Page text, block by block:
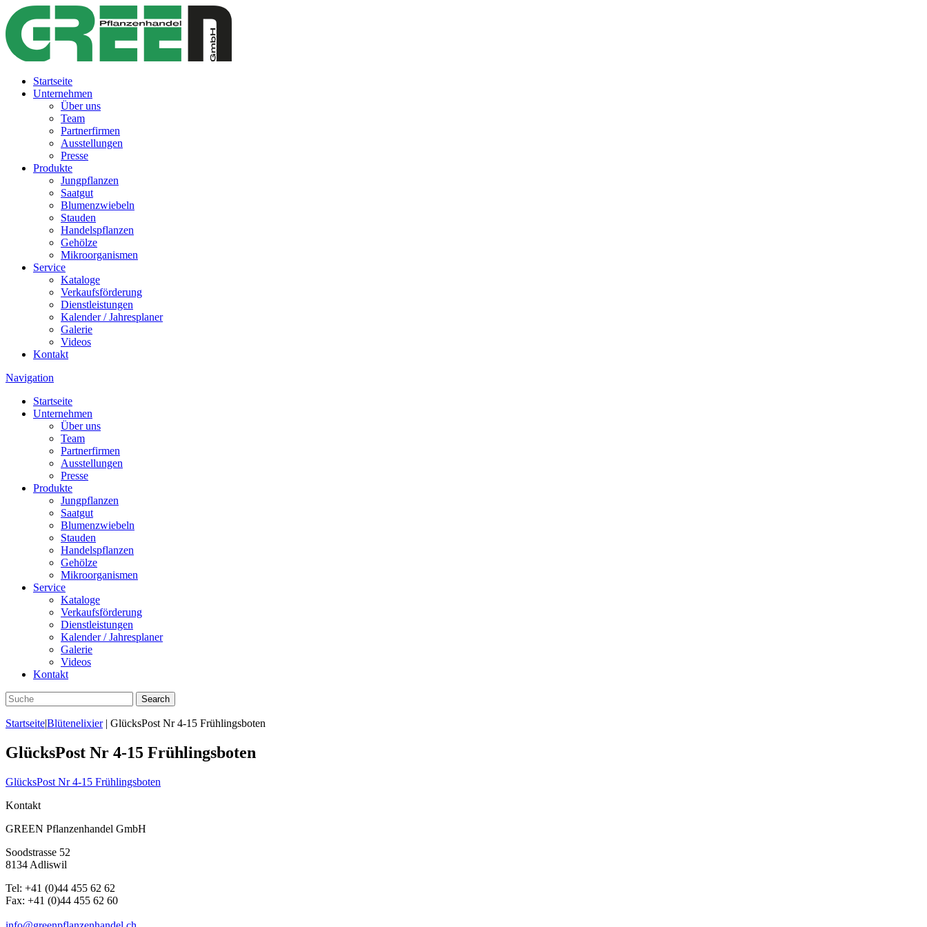
Startseite
Unternehmen
Über uns
Team
Partnerfirmen
Ausstellungen
Presse
Produkte
Jungpflanzen
Saatgut
Blumenzwiebeln
Stauden
Handelspflanzen
Gehölze
Mikroorganismen
Service
Kataloge
Verkaufsförderung
Dienstleistungen
Kalender / Jahresplaner
Galerie
Videos
Kontakt
Navigation
Startseite
Unternehmen
Über uns
Team
Partnerfirmen
Ausstellungen
Presse
Produkte
Jungpflanzen
Saatgut
Blumenzwiebeln
Stauden
Handelspflanzen
Gehölze
Mikroorganismen
Service
Kataloge
Verkaufsförderung
Dienstleistungen
Kalender / Jahresplaner
Galerie
Videos
Kontakt
Startseite|Blütenelixier | GlücksPost Nr 4-15 Frühlingsboten
GlücksPost Nr 4-15 Frühlingsboten
GlücksPost Nr 4-15 Frühlingsboten
Kontakt
GREEN Pflanzenhandel GmbH
Soodstrasse 52
8134 Adliswil
Tel: +41 (0)44 455 62 62
Fax: +41 (0)44 455 62 60